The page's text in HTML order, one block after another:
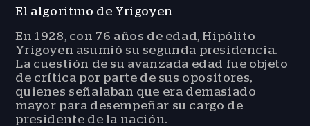
El algoritmo de Yrigoyen
En 1928, con 76 años de edad, Hipólito
Yrigoyen asumió su segunda presidencia.
La cuestión de su avanzada edad fue objeto
de crítica por parte de sus opositores,
quienes señalaban que era demasiado
mayor para desempeñar su cargo de
presidente de la nación.